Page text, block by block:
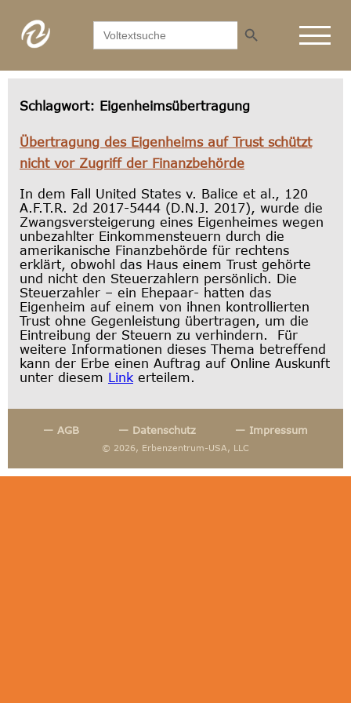
Search
for:
Search Button
Schlagwort: Eigenheimsübertragung
Übertragung des Eigenheims auf Trust schützt
nicht vor Zugriff der Finanzbehörde
In dem Fall United States v. Balice et al., 120
A.F.T.R. 2d 2017-5444 (D.N.J. 2017), wurde die
Zwangsversteigerung eines Eigenheimes wegen
unbezahlter Einkommensteuern durch die
amerikanische Finanzbehörde für rechtens
erklärt, obwohl das Haus einem Trust gehörte
und nicht den Steuerzahlern persönlich. Die
Steuerzahler – ein Ehepaar- hatten das
Eigenheim auf einem von ihnen kontrollierten
Trust ohne Gegenleistung übertragen, um die
Eintreibung der Steuern zu verhindern. Für
weitere Informationen dieses Thema betreffend
kann der Erbe einen Auftrag auf Online Auskunft
unter diesem Link erteilem.
© 2026, Erbenzentrum-USA, LLC
— AGB — Datenschutz — Impressum